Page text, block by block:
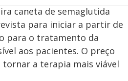
caneta de semaglutida
para iniciar a partir de
para o tratamento da
aos pacientes. O preço
tornar a terapia mais viável